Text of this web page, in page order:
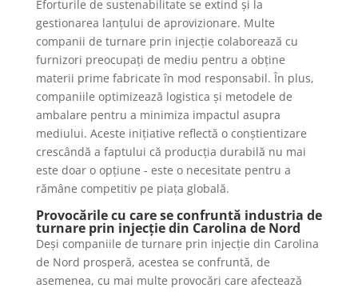
Eforturile de sustenabilitate se extind și la
gestionarea lanțului de aprovizionare. Multe
companii de turnare prin injecție colaborează cu
furnizori preocupați de mediu pentru a obține
materii prime fabricate în mod responsabil. În plus,
companiile optimizează logistica și metodele de
ambalare pentru a minimiza impactul asupra
mediului. Aceste inițiative reflectă o conștientizare
crescândă a faptului că producția durabilă nu mai
este doar o opțiune - este o necesitate pentru a
rămâne competitiv pe piața globală.
Provocările cu care se confruntă industria de
turnare prin injecție din Carolina de Nord
Deși companiile de turnare prin injecție din Carolina
de Nord prosperă, acestea se confruntă, de
asemenea, cu mai multe provocări care afectează